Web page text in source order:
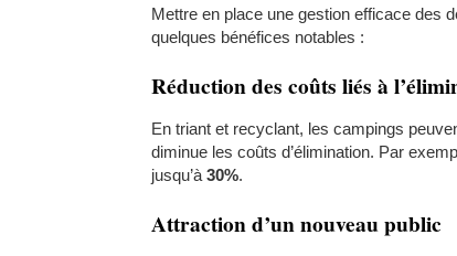
Mettre en place une gestion efficace des
quelques bénéfices notables :
Réduction des coûts liés à
En triant et recyclant, les campings
diminue les coûts d’élimination. Par
jusqu’à 30%.
Attraction d’un nouveau public